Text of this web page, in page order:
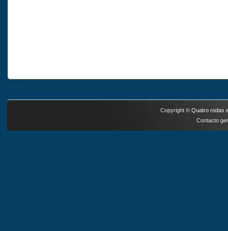
Copyright © Quatro rodas
Contacto